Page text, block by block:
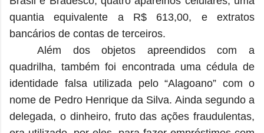
quantia equivalente a R$ 613,00, e extratos
bancários de contas de terceiros.
Além dos objetos apreendidos com a
quadrilha, também foi encontrada uma cédula de
identidade falsa utilizada pelo “Alagoano” com o
nome de Pedro Henrique da Silva. Ainda segundo a
delegada, o dinheiro, fruto das ações fraudulentas,